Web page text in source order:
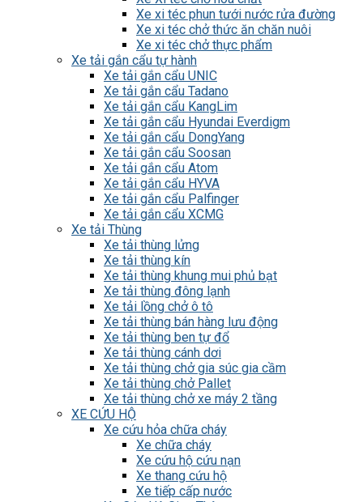
Xe xi téc phun tưới nước rửa đường
Xe xi téc chở thức ăn chăn nuôi
Xe xi téc chở thực phẩm
Xe tải gắn cẩu tự hành
Xe tải gắn cẩu UNIC
Xe tải gắn cẩu Tadano
Xe tải gắn cẩu KangLim
Xe tải gắn cẩu Hyundai Everdigm
Xe tải gắn cẩu DongYang
Xe tải gắn cẩu Soosan
Xe tải gắn cẩu Atom
Xe tải gắn cẩu HYVA
Xe tải gắn cẩu Palfinger
Xe tải gắn cẩu XCMG
Xe tải Thùng
Xe tải thùng lửng
Xe tải thùng kín
Xe tải thùng khung mui phủ bạt
Xe tải thùng đông lạnh
Xe tải lồng chở ô tô
Xe tải thùng bán hàng lưu động
Xe tải thùng ben tự đổ
Xe tải thùng cánh dơi
Xe tải thùng chở gia súc gia cầm
Xe tải thùng chở Pallet
Xe tải thùng chở xe máy 2 tầng
XE CỨU HỘ
Xe cứu hỏa chữa cháy
Xe chữa cháy
Xe cứu hộ cứu nạn
Xe thang cứu hộ
Xe tiếp cấp nước